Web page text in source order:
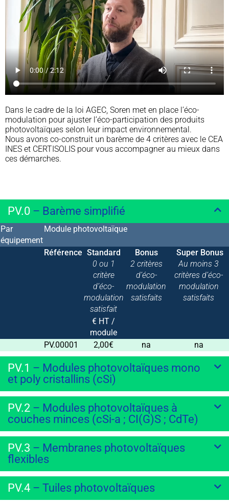
Dans le cadre de la loi AGEC, Soren met en place l’éco-
modulation pour ajuster l’éco-participation des produits
photovoltaïques selon leur impact environnemental.
Nous avons co-construit un barème de 4 critères avec le CEA
INES et CERTISOLIS pour vous accompagner au mieux dans
ces démarches.
PV.0 – Barème simplifié
Par
équipement
Module photovoltaïque
Référence Standard
0 ou 1
critère
d’éco-
modulation
satisfait
Bonus
2 critères
d’éco-
modulation
satisfaits
Super Bonus
Au moins 3
critères d’éco-
modulation
satisfaits
€ HT /
module
PV.00001
2,00€ na na
PV.1 – Modules photovoltaïques mono
et poly cristallins (cSi)
PV.2 – Modules photovoltaïques à
couches minces (cSi-a ; CI(G)S ; CdTe)
PV.3 – Membranes photovoltaïques
flexibles
PV.4 – Tuiles photovoltaïques